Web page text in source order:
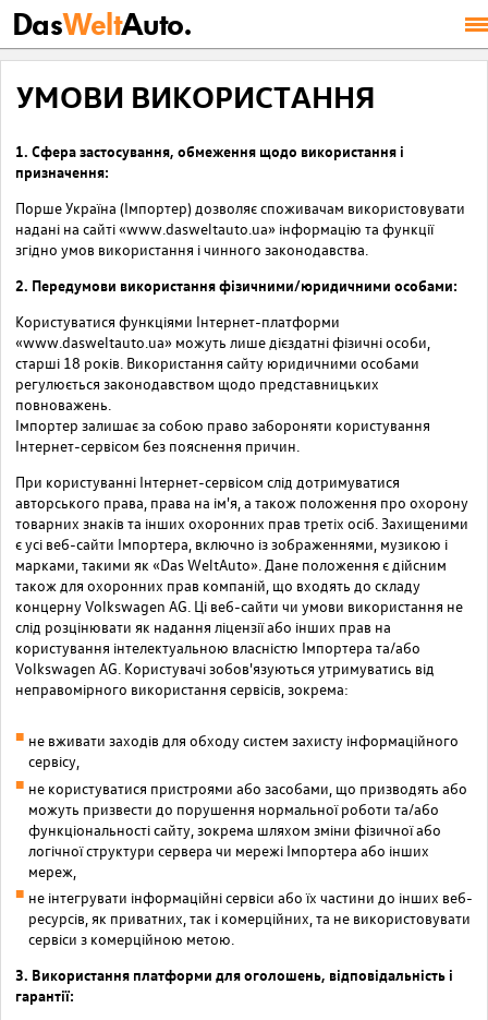
DasWeltAuto.
УМОВИ ВИКОРИСТАННЯ
1. Сфера застосування, обмеження щодо використання і
призначення:
Порше Україна (Імпортер) дозволяє споживачам використовувати
надані на сайті «www.dasweltauto.ua» інформацію та функції
згідно умов використання і чинного законодавства.
2. Передумови використання фізичними/юридичними особами:
Користуватися функціями Інтернет-платформи
«www.dasweltauto.ua» можуть лише дієздатні фізичні особи,
старші 18 років. Використання сайту юридичними особами
регулюється законодавством щодо представницьких
повноважень.
Імпортер залишає за собою право забороняти користування
Інтернет-сервісом без пояснення причин.
При користуванні Інтернет-сервісом слід дотримуватися
авторського права, права на ім'я, а також положення про охорону
товарних знаків та інших охоронних прав третіх осіб. Захищеними
є усі веб-сайти Імпортера, включно із зображеннями, музикою і
марками, такими як «Das WeltAuto». Дане положення є дійсним
також для охоронних прав компаній, що входять до складу
концерну Volkswagen AG. Ці веб-сайти чи умови використання не
слід розцінювати як надання ліцензії або інших прав на
користування інтелектуальною власністю Імпортера та/або
Volkswagen AG. Користувачі зобов'язуються утримуватись від
неправомірного використання сервісів, зокрема:
не вживати заходів для обходу систем захисту інформаційного
сервісу,
не користуватися пристроями або засобами, що призводять або
можуть призвести до порушення нормальної роботи та/або
функціональності сайту, зокрема шляхом зміни фізичної або
логічної структури сервера чи мережі Імпортера або інших
мереж,
не інтегрувати інформаційні сервіси або їх частини до інших веб-
ресурсів, як приватних, так і комерційних, та не використовувати
сервіси з комерційною метою.
3. Використання платформи для оголошень, відповідальність і
гарантії: